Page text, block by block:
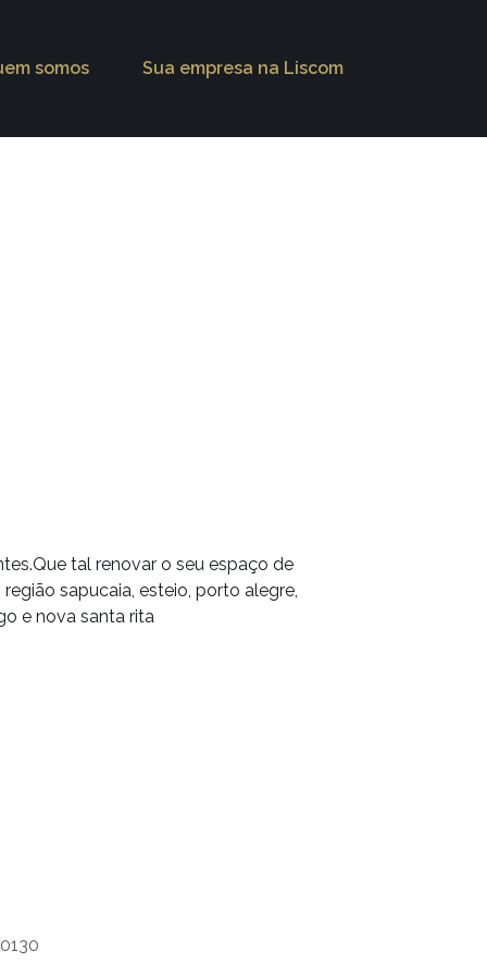
somos Sua empresa na Liscom
tal renovar o seu espaço de
sapucaia, esteio, porto alegre,
e nova santa rita